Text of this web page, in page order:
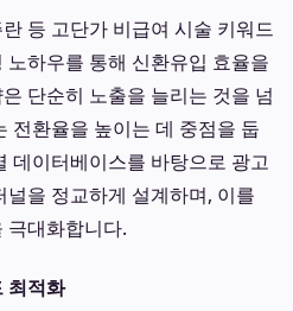
등 고단가 비급여 시술 키워드
하우를 통해 신환유입 효율을
단순히 노출을 늘리는 것을 넘
전환율을 높이는 데 중점을 둡
데이터베이스를 바탕으로 광고
을 정교하게 설계하며, 이를
극대화합니다.
최적화